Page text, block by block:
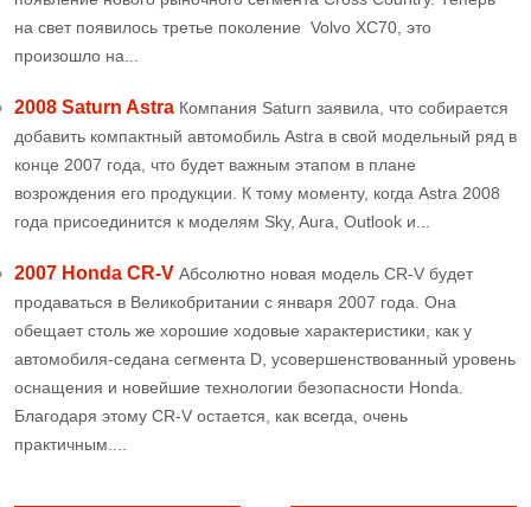
на свет появилось третье поколение Volvo XC70, это
произошло на...
2008 Saturn Astra Компания Saturn заявила, что собирается
добавить компактный автомобиль Astra в свой модельный ряд в
конце 2007 года, что будет важным этапом в плане
возрождения его продукции. К тому моменту, когда Astra 2008
года присоединится к моделям Sky, Aura, Outlook и...
2007 Honda CR-V Абсолютно новая модель CR-V будет
продаваться в Великобритании с января 2007 года. Она
обещает столь же хорошие ходовые характеристики, как у
автомобиля-седана сегмента D, усовершенствованный уровень
оснащения и новейшие технологии безопасности Honda.
Благодаря этому CR-V остается, как всегда, очень
практичным....